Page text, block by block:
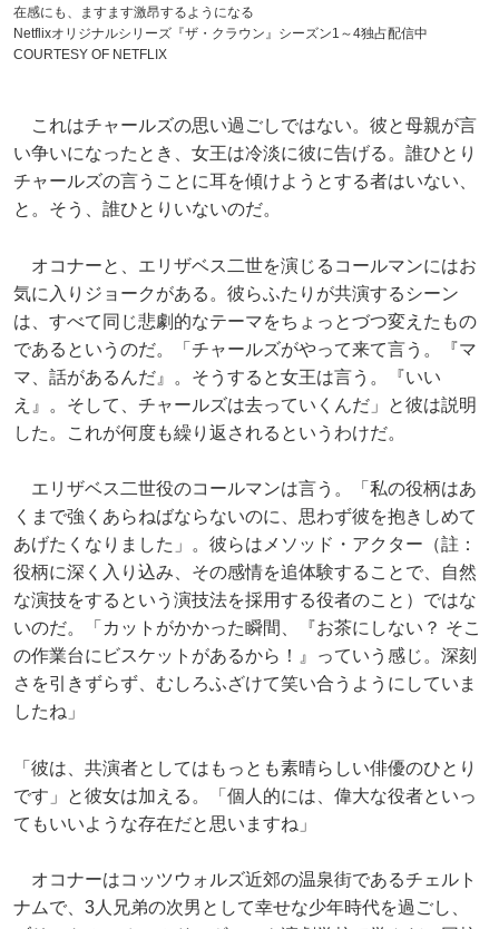
在感にも、ますます激昂するようになる
Netflixオリジナルシリーズ『ザ・クラウン』シーズン1～4独占配信中
COURTESY OF NETFLIX
これはチャールズの思い過ごしではない。彼と母親が言
い争いになったとき、女王は冷淡に彼に告げる。誰ひとり
チャールズの言うことに耳を傾けようとする者はいない、
と。そう、誰ひとりいないのだ。
オコナーと、エリザベス二世を演じるコールマンにはお
気に入りジョークがある。彼らふたりが共演するシーン
は、すべて同じ悲劇的なテーマをちょっとづつ変えたもの
であるというのだ。「チャールズがやって来て言う。『マ
マ、話があるんだ』。そうすると女王は言う。『いい
え』。そして、チャールズは去っていくんだ」と彼は説明
した。これが何度も繰り返されるというわけだ。
エリザベス二世役のコールマンは言う。「私の役柄はあ
くまで強くあらねばならないのに、思わず彼を抱きしめて
あげたくなりました」。彼らはメソッド・アクター（註：
役柄に深く入り込み、その感情を追体験することで、自然
な演技をするという演技法を採用する役者のこと）ではな
いのだ。「カットがかかった瞬間、『お茶にしない？ そこ
の作業台にビスケットがあるから！』っていう感じ。深刻
さを引きずらず、むしろふざけて笑い合うようにしていま
したね」
「彼は、共演者としてはもっとも素晴らしい俳優のひとり
です」と彼女は加える。「個人的には、偉大な役者といっ
てもいいような存在だと思いますね」
オコナーはコッツウォルズ近郊の温泉街であるチェルト
ナムで、3人兄弟の次男として幸せな少年時代を過ごし、